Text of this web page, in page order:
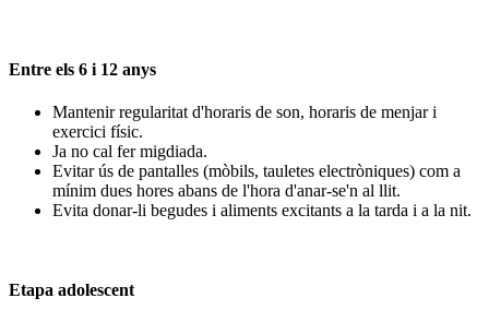
Entre els 6 i 12 anys
Mantenir regularitat d'horaris de son, horaris de menjar i
exercici físic.
Ja no cal fer migdiada.
Evitar ús de pantalles (mòbils, tauletes electròniques) com a
mínim dues hores abans de l'hora d'anar-se'n al llit.
Evita donar-li begudes i aliments excitants a la tarda i a la nit.
Etapa adolescent